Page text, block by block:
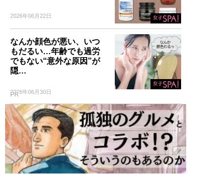
2026年06月22日
なんか顔色が悪い、いつ
もだるい…年齢でも過労
でもない“意外な原因”が
隠…
2026年06月30日
PR